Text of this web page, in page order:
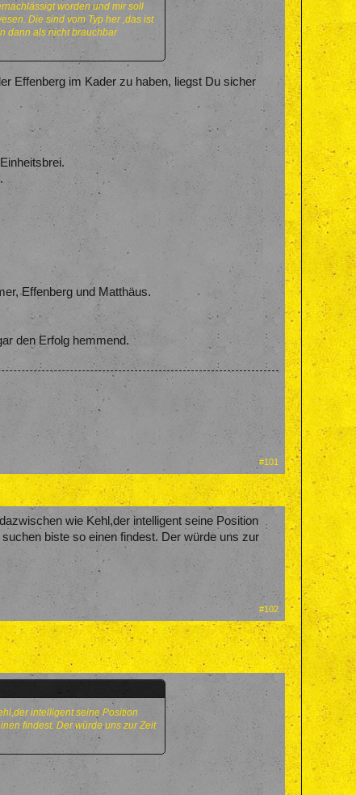
worden und mir soll
Die sind vom Typ her ,das ist
dann als nicht brauchbar
Effenberg im Kader zu haben, liegst Du sicher
Effenberg und Matthäus.
den Erfolg hemmend.
#101
wie Kehl,der intelligent seine Position
biste so einen findest. Der würde uns zur
#102
intelligent seine Position
findest. Der würde uns zur Zeit